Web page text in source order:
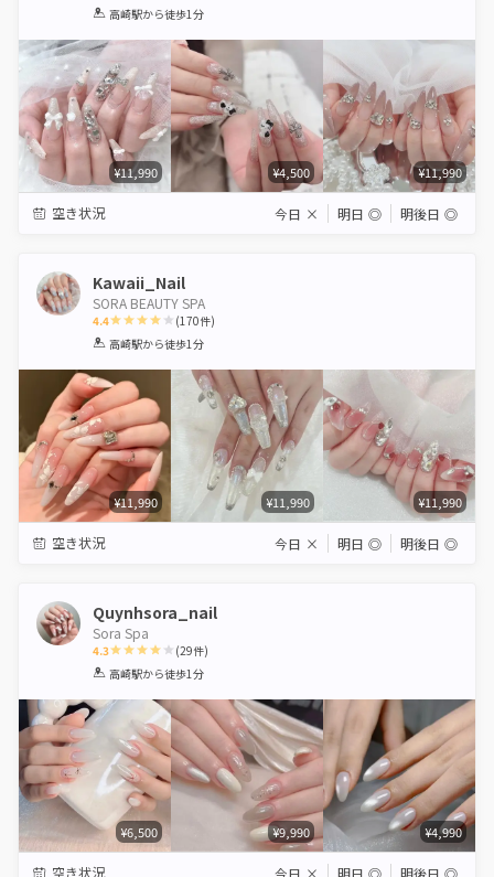
1 2 3 4 5
高崎駅から徒歩1分
¥11,990 ¥4,500 ¥11,990
空き状況 今日 × 明日 ◎ 明後日 ◎
Kawaii_Nail
SORA BEAUTY SPA
4.4
1 2 3 4 5
(170件)
高崎駅から徒歩1分
¥11,990 ¥11,990 ¥11,990
空き状況 今日 × 明日 ◎ 明後日 ◎
Quynhsora_nail
Sora Spa
4.3
1 2 3 4 5
(29件)
高崎駅から徒歩1分
¥6,500 ¥9,990 ¥4,990
空き状況 今日 × 明日 ◎ 明後日 ◎